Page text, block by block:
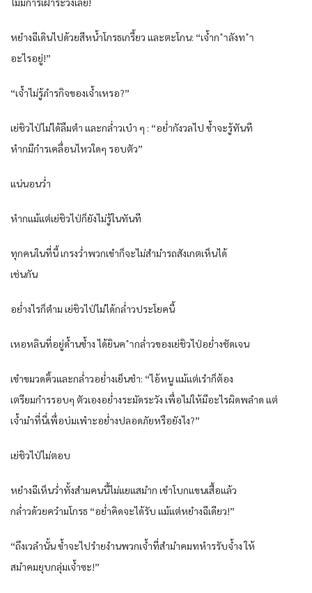
หยำงฉีเดินไปด้วยสีหน้ำโกรธเกรี้ยว และตะโกน: “เจ้ำก ำลังท ำ
อะไรอยู่!”
“เจ้ำไม่รู้ภำรกิจของเจ้ำเหรอ?”
เย่ชิวไป่ไม่ได้ลืมตำ และกล่ำวเบำ ๆ : “อย่ำกังวลไป ข้ำจะรู้ทันที
หำกมีกำรเคลื่อนไหวใดๆ รอบตัว”
แน่นอนว่ำ
หำกแม้แต่เย่ชิวไป่ก็ยังไม่รู้ในทันที
ทุกคนในที่นี้ เกรงว่ำพวกเขำก็จะไม่สำมำรถสังเกตเห็นได้
เช่นกัน
อย่ำงไรก็ตำม เย่ชิวไป่ไม่ได้กล่ำวประโยคนี้
เหอหลินที่อยู่ด้ำนข้ำง ได้ยินค ำกล่ำวของเย่ชิวไป่อย่ำงชัดเจน
เขำขมวดคิ้วและกล่ำวอย่ำงเย็นชำ: “ไอ้หนู แม้แต่เรำก็ต้อง
เตรียมกำรรอบๆ ตัวเองอย่ำงระมัดระวัง เพื่อไม่ให้มีอะไรผิดพลำด แต่
เจ้ำมำที่นี่เพื่อบ่มเพำะอย่ำงปลอดภัยหรือยังไง?”
เย่ชิวไป่ไม่ตอบ
หยำงฉีเห็นว่ำทั้งสำมคนนี้ไม่แยแสมำก เขำโบกแขนเสื้อแล้ว
กล่ำวด้วยควำมโกรธ “อย่ำคิดจะได้รับ แม้แต่หยำงฉีเดียว!”
“ถึงเวลำนั้น ข้ำจะไปรำยงำนพวกเจ้ำที่สำมำคมทหำรรับจ้ำง ให้
สมำคมยุบกลุ่มเจ้ำซะ!”